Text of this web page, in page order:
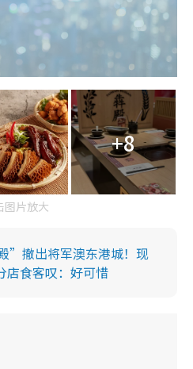
+8
图片放大
”撤出将军澳东港城！现
店食客叹：好可惜